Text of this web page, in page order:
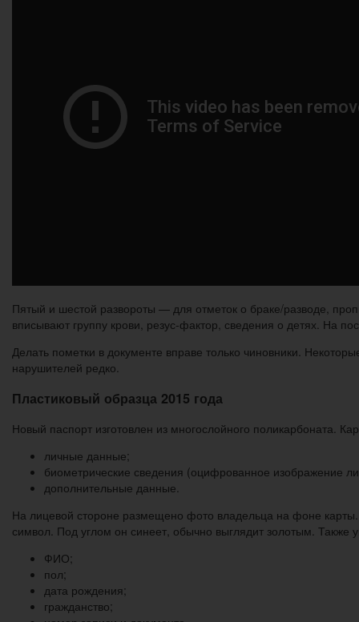
Пятый и шестой развороты — для отметок о браке/разводе,
вписывают группу крови, резус-фактор, сведения о детях. На
Делать пометки в документе вправе только чиновники.
нарушителей редко.
Пластиковый образца 2015 года
Новый паспорт изготовлен из многослойного поликарбоната.
личные данные;
биометрические сведения (оцифрованное изображение
дополнительные данные.
На лицевой стороне размещено фото владельца на фоне
символ. Под углом он синеет, обычно выглядит золотым. Также
ФИО;
пол;
дата рождения;
гражданство;